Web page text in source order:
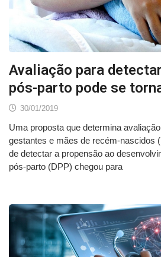
Avaliação para
pós-parto pode se
30/01/2019
Uma proposta que determina
gestantes e mães de recém-nascidos
de detectar a propensão ao
pós-parto (DPP) chegou para